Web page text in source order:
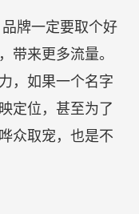
品牌一定要取个好
带来更多流量。
，如果一个名字
定位，甚至为了
众取宠，也是不